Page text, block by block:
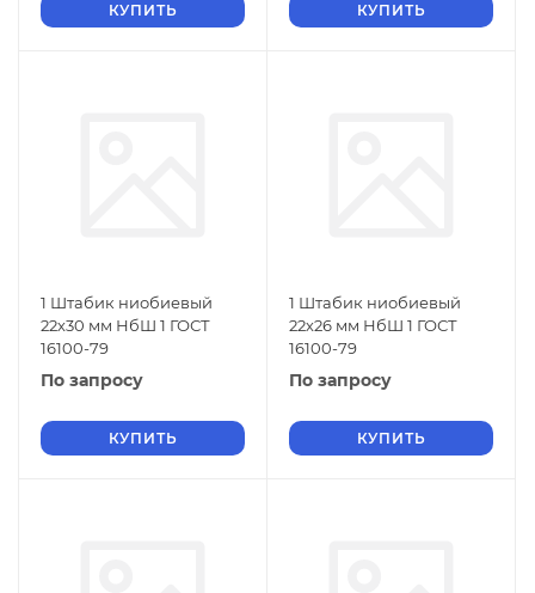
КУПИТЬ КУПИТЬ
1 Штабик ниобиевый
22х30 мм НбШ 1 ГОСТ
16100-79
По запросу
КУПИТЬ
1 Штабик ниобиевый
22х26 мм НбШ 1 ГОСТ
16100-79
По запросу
КУПИТЬ